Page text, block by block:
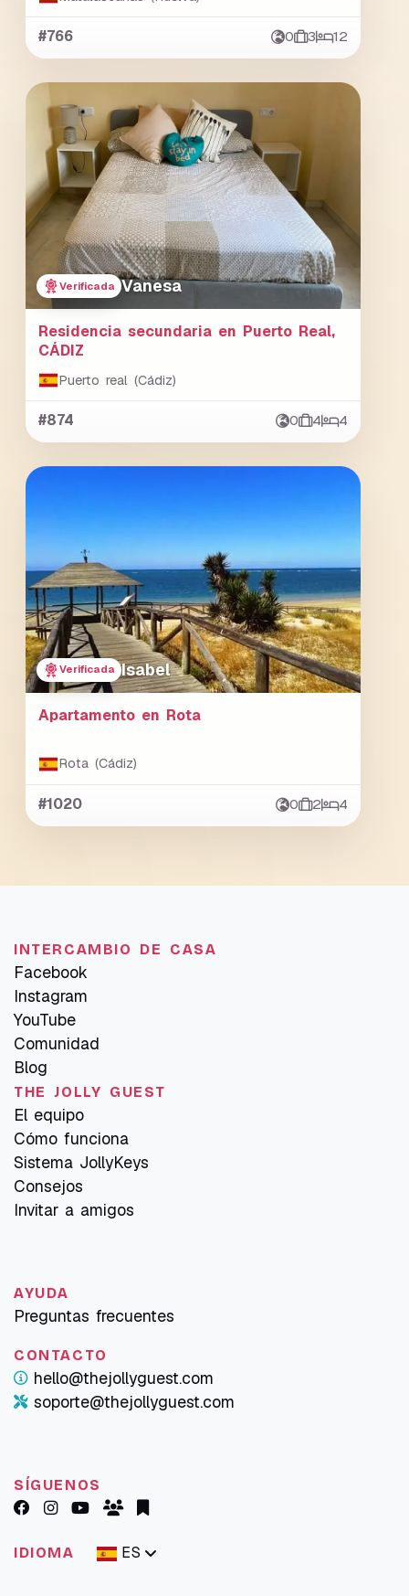
#766 0 3 12
Verificada Vanesa
Residencia secundaria en Puerto Real,
CÁDIZ
Puerto real (Cádiz)
#874 0 4 4
Verificada Isabel
Apartamento en Rota
Rota (Cádiz)
#1020 0 2 4
INTERCAMBIO DE CASA
Facebook
Instagram
YouTube
Comunidad
Blog
THE JOLLY GUEST
El equipo
Cómo funciona
Sistema JollyKeys
Consejos
Invitar a amigos
AYUDA
Preguntas frecuentes
CONTACTO
hello@thejollyguest.com
soporte@thejollyguest.com
SÍGUENOS
IDIOMA ES